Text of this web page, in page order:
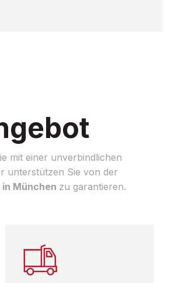
mit einer unverbindlichen
unterstützen Sie von der
München zu garantieren.